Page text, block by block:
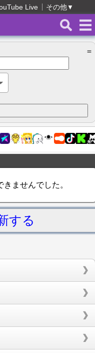
Live その他▼
＝
ませんでした。
する